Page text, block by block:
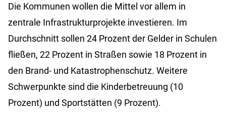
Die Kommunen wollen die Mittel vor allem in
zentrale Infrastrukturprojekte investieren. Im
Durchschnitt sollen 24 Prozent der Gelder in Schulen
fließen, 22 Prozent in Straßen sowie 18 Prozent in
den Brand- und Katastrophenschutz. Weitere
Schwerpunkte sind die Kinderbetreuung (10
Prozent) und Sportstätten (9 Prozent).